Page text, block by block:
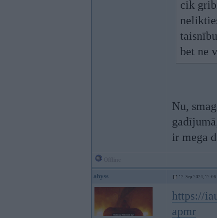
cik
bet ne
Nu,
ir mega
abyss 12. Sep 2024, 12:06
https://
apmr